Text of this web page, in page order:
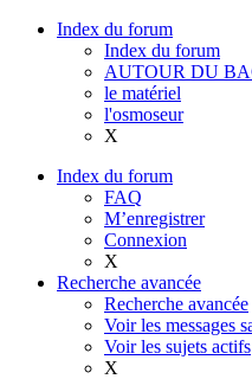
Index du forum
Index du forum
AUTOUR DU
le matériel
l'osmoseur
X
Index du forum
FAQ
M’enregistrer
Connexion
X
Recherche avancée
Recherche avancée
Voir les messages
Voir les sujets actifs
X